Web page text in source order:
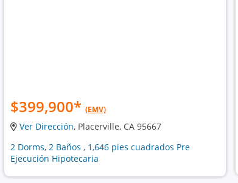
$399,900* (EMV)
Ver Dirección, Placerville, CA 95667
2 Dorms, 2 Baños , 1,646 pies cuadrados Pre
Ejecución Hipotecaria